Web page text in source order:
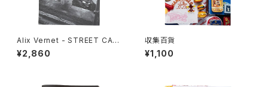
Alix Vernet - STREET CAS
TS
¥2,860
収集百貨
¥1,100